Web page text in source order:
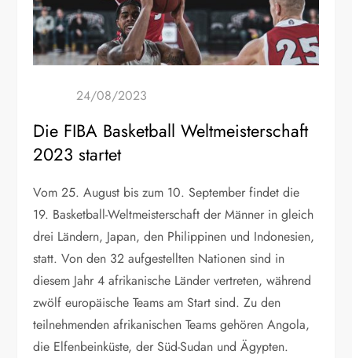
Die FIBA Basketball Weltmeisterschaft
2023 startet
Vom 25. August bis zum 10. September findet die
19. Basketball-Weltmeisterschaft der Männer in gleich
drei Ländern, Japan, den Philippinen und Indonesien,
statt. Von den 32 aufgestellten Nationen sind in
diesem Jahr 4 afrikanische Länder vertreten, während
zwölf europäische Teams am Start sind. Zu den
teilnehmenden afrikanischen Teams gehören Angola,
die Elfenbeinküste, der Süd-Sudan und Ägypten.